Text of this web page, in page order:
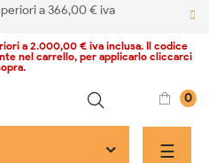
a 366,00 € iva
a 2.000,00 € iva inclusa. Il codice
nel carrello, per applicarlo cliccarci
0
☰